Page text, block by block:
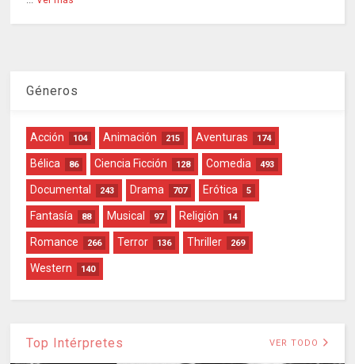
Géneros
Acción 104 Animación 215 Aventuras 174
Bélica 86 Ciencia Ficción 128 Comedia 493
Documental 243 Drama 707 Erótica 5
Fantasía 88 Musical 97 Religión 14
Romance 266 Terror 136 Thriller 269
Western 140
Top Intérpretes VER TODO